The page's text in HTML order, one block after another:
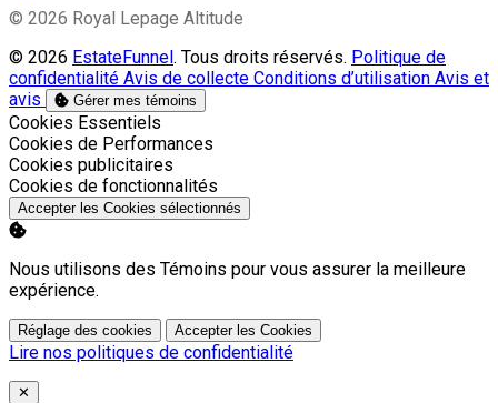
© 2026 Royal Lepage Altitude
© 2026 EstateFunnel. Tous droits réservés. Politique de
confidentialité Avis de collecte Conditions d’utilisation Avis et
avis
Gérer mes témoins
Activer
Cookies Essentiels
Activer
Cookies de Performances
Activer
Cookies publicitaires
Activer
Cookies de fonctionnalités
Accepter les Cookies sélectionnés
Nous utilisons des Témoins pour vous assurer la meilleure
expérience.
Réglage des cookies Accepter les Cookies
Lire nos politiques de confidentialité
Close
✕